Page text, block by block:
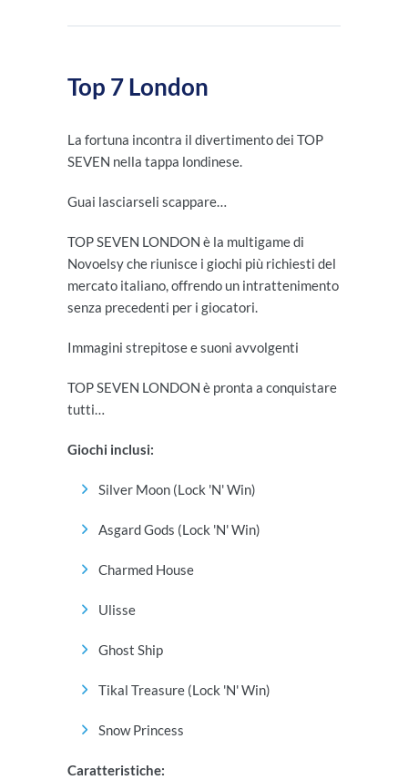
Top 7 London
La fortuna incontra il divertimento dei TOP
SEVEN nella tappa londinese.
Guai lasciarseli scappare…
TOP SEVEN LONDON è la multigame di
Novoelsy che riunisce i giochi più richiesti del
mercato italiano, offrendo un intrattenimento
senza precedenti per i giocatori.
Immagini strepitose e suoni avvolgenti
TOP SEVEN LONDON è pronta a conquistare
tutti…
Giochi inclusi:
Silver Moon (Lock 'N' Win)
Asgard Gods (Lock 'N' Win)
Charmed House
Ulisse
Ghost Ship
Tikal Treasure (Lock 'N' Win)
Snow Princess
Caratteristiche: